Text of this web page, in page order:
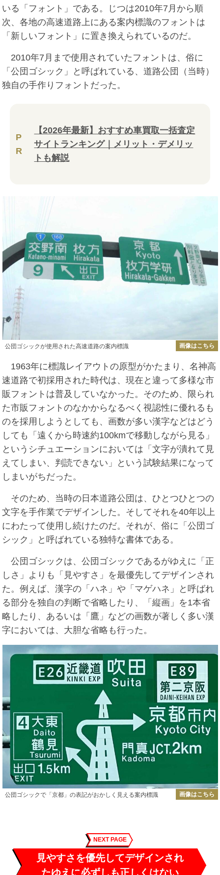
いる「フォント」である。じつは2010年7月から順
次、各地の高速道路上にある案内標識のフォントは
「新しいフォント」に置き換えられているのだ。
2010年7月まで使用されていたフォントは、俗に
「公団ゴシック」と呼ばれている、道路公団（当時）
独自の手作りフォントだった。
P
R
【2026年最新】おすすめ車買取一括査定
サイトランキング｜メリット・デメリッ
トも解説
公団ゴシックが使用された高速道路の案内標識 画像はこちら
1963年に標識レイアウトの原型がかたまり、名神高
速道路で初採用された時代は、現在と違って多様な市
販フォントは普及していなかった。そのため、限られ
た市販フォントのなかからなるべく視認性に優れるも
のを採用しようとしても、画数が多い漢字などはどう
しても「遠くから時速約100kmで移動しながら見る」
というシチュエーションにおいては「文字が潰れて見
えてしまい、判読できない」という試験結果になって
しまいがちだった。
そのため、当時の日本道路公団は、ひとつひとつの
文字を手作業でデザインした。そしてそれを40年以上
にわたって使用し続けたのだ。それが、俗に「公団ゴ
シック」と呼ばれている独特な書体である。
公団ゴシックは、公団ゴシックであるがゆえに「正
しさ」よりも「見やすさ」を最優先してデザインされ
た。例えば、漢字の「ハネ」や「マゲハネ」と呼ばれ
る部分を独自の判断で省略したり、「縦画」を1本省
略したり、あるいは「鷹」などの画数が著しく多い漢
字においては、大胆な省略も行った。
公団ゴシックで「京都」の表記がおかしく見える案内標識 画像はこちら
NEXT PAGE
見やすさを優先してデザインされ
たゆえに必ずしも正しくはない